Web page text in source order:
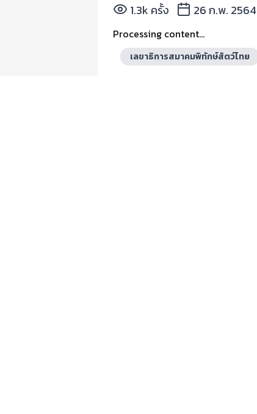
1.3k ครั้ง 26 ก.พ. 2564
Processing content...
เลขาธิการสมาคมพิทักษ์สัตว์ไทย